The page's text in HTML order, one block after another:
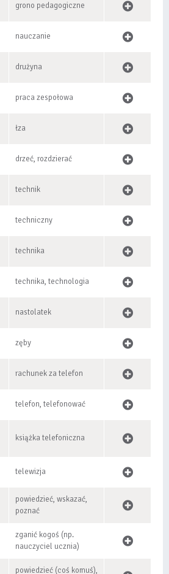
grono pedagogiczne
nauczanie
drużyna
praca zespołowa
łza
drzeć, rozdzierać
technik
techniczny
technika
technika, technologia
nastolatek
zęby
rachunek za telefon
telefon, telefonować
książka telefoniczna
telewizja
powiedzieć, wskazać,
poznać
zganić kogoś (np.
nauczyciel ucznia)
powiedzieć (coś komuś),